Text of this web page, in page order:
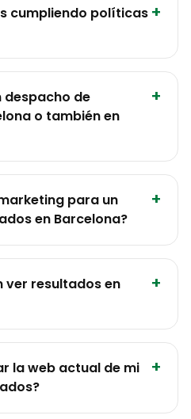
cumpliendo políticas +
despacho de
o también en
+
para un
en Barcelona?
+
ver resultados en
+
la web actual de mi
+